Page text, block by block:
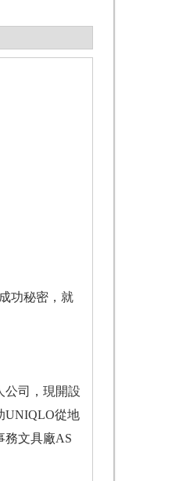
功秘密，就
司，現開設
UNIQLO從地
務文具廠AS